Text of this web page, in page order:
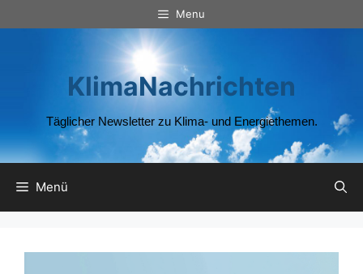
Inhalt
Menu
KlimaNachrichten
Täglicher Newsletter zu Klima- und Energiethemen.
Menü